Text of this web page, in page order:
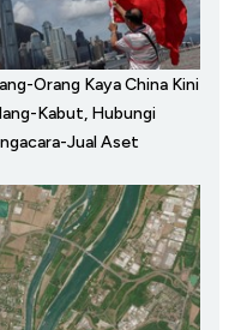
Orang Kaya China Kini
Kabut, Hubungi
Jual Aset